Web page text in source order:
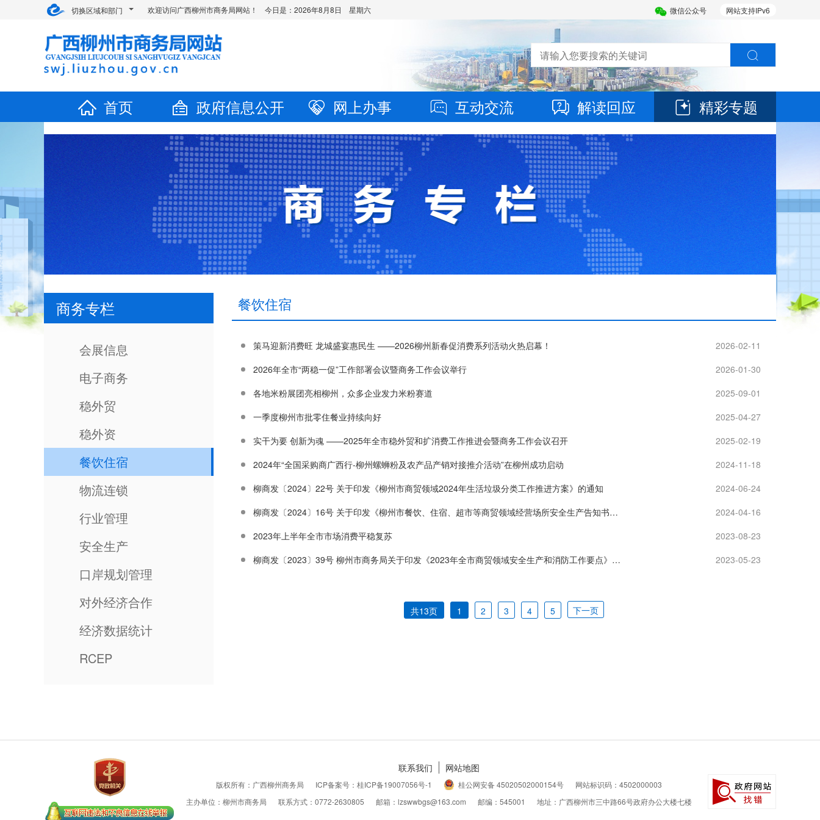
切换区域和部门 网站支持IPv6
微信公众号
欢迎访问广西柳州市商务局网站！ 今日是： 2026年8月8日 星期六
首页 政府信息公开 网上办事 互动交流 解读回应 精彩专题
商务专栏
会展信息
电子商务
稳外贸
稳外资
餐饮住宿
物流连锁
行业管理
安全生产
口岸规划管理
对外经济合作
经济数据统计
RCEP
餐饮住宿
策马迎新消费旺 龙城盛宴惠民生 ——2026柳州新春促消费系列活动火热启幕！
2026-02-11
2026年全市“两稳一促”工作部署会议暨商务工作会议举行
2026-01-30
各地米粉展团亮相柳州，众多企业发力米粉赛道
2025-09-01
一季度柳州市批零住餐业持续向好
2025-04-27
实干为要 创新为魂 ——2025年全市稳外贸和扩消费工作推进会暨商务工作会议召开
2025-02-19
2024年“全国采购商广西行-柳州螺蛳粉及农产品产销对接推介活动”在柳州成功启动
2024-11-18
柳商发〔2024〕22号 关于印发《柳州市商贸领域2024年生活垃圾分类工作推进方案》的通知
2024-06-24
柳商发〔2024〕16号 关于印发《柳州市餐饮、住宿、超市等商贸领域经营场所安全生产告知书》的通知
2024-04-16
2023年上半年全市市场消费平稳复苏
2023-08-23
柳商发〔2023〕39号 柳州市商务局关于印发《2023年全市商贸领域安全生产和消防工作要点》的通知
2023-05-23
共13页 1 2 3 4 5 下一页
联系我们 网站地图
版权所有：广西柳州商务局 ICP备案号：桂ICP备19007056号-1 桂公网安备 45020502000154号
网站标识码：4502000003
主办单位：柳州市商务局
联系方式：0772-2630805 邮箱：lzswwbgs@163.com 邮编：545001 地址：广西柳州市三中路66号政府办公大楼七楼